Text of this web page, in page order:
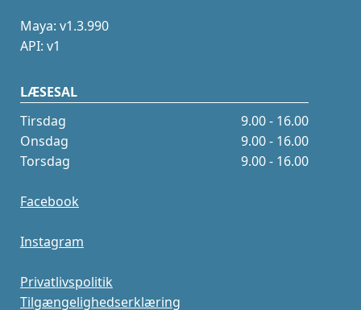
Maya: v1.3.990
API: v1
LÆSESAL
Tirsdag
9.00 - 16.00
Onsdag
9.00 - 16.00
Torsdag
9.00 - 16.00
Facebook
Instagram
Privatlivspolitik
Tilgængelighedserklæring